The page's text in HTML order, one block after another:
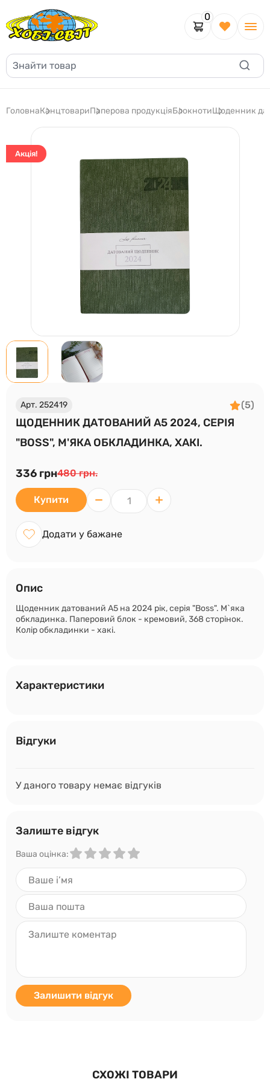
0
ГоловнаКанцтовариПаперова продукціяБлокнотиЩоденник
Акція!
Арт. 252419 (5)
ЩОДЕННИК ДАТОВАНИЙ А5 2024, СЕРІЯ
"BOSS", М'ЯКА ОБКЛАДИНКА, ХАКІ.
336 грн480 грн.
Купити
Додати у бажане
Опис
Щоденник датований А5 на 2024 рік, серія "Boss". М`яка
обкладинка. Паперовий блок - кремовий, 368 сторінок.
Колір обкладинки - хакі.
Характеристики
Відгуки
У даного товару немає відгуків
Залиште відгук
Ваша оцінка:
Залишити відгук
СХОЖІ ТОВАРИ